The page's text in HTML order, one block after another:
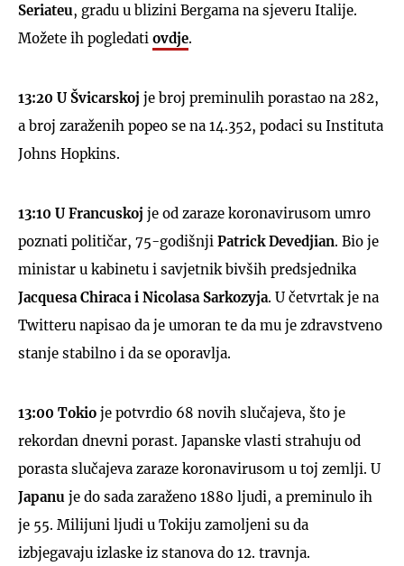
Seriateu, gradu u blizini Bergama na sjeveru Italije.
Možete ih pogledati ovdje.
13:20 U Švicarskoj je broj preminulih porastao na 282,
a broj zaraženih popeo se na 14.352, podaci su Instituta
Johns Hopkins.
13:10 U Francuskoj je od zaraze koronavirusom umro
poznati političar, 75-godišnji Patrick Devedjian. Bio je
ministar u kabinetu i savjetnik bivših predsjednika
Jacquesa Chiraca i Nicolasa Sarkozyja. U četvrtak je na
Twitteru napisao da je umoran te da mu je zdravstveno
stanje stabilno i da se oporavlja.
13:00 Tokio je potvrdio 68 novih slučajeva, što je
rekordan dnevni porast. Japanske vlasti strahuju od
porasta slučajeva zaraze koronavirusom u toj zemlji. U
Japanu je do sada zaraženo 1880 ljudi, a preminulo ih
je 55. Milijuni ljudi u Tokiju zamoljeni su da
izbjegavaju izlaske iz stanova do 12. travnja.